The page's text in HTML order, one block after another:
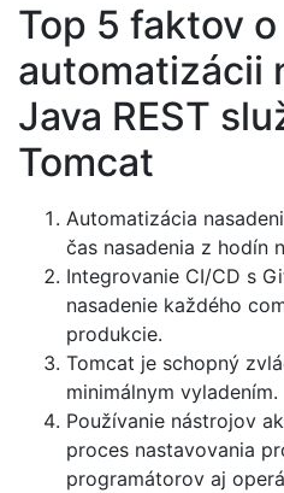
Top 5 faktov o
automatizácii
Java REST
Tomcat
Automatizácia
čas nasadenia z hodín
Integrovanie CI/CD s
nasadenie každého
produkcie.
Tomcat je schopný
minimálnym vyladením.
Používanie nástrojov
proces nastavovania
programátorov aj